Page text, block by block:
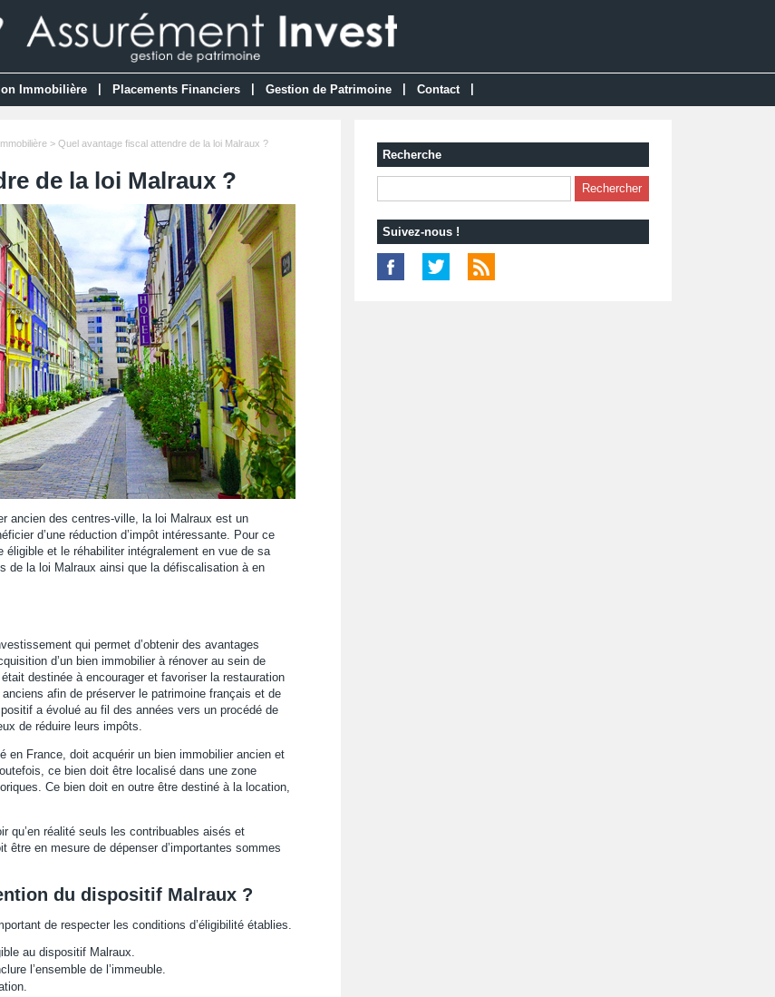
Immobilière Placements Financiers Gestion de Patrimoine Contact
> Quel avantage fiscal attendre de la loi Malraux ?
de la loi Malraux ?
ancien des centres-ville, la loi Malraux est un
d’une réduction d’impôt intéressante. Pour ce
et le réhabiliter intégralement en vue de sa
de la loi Malraux ainsi que la défiscalisation à en
qui permet d’obtenir des avantages
d’un bien immobilier à rénover au sein de
destinée à encourager et favoriser la restauration
afin de préserver le patrimoine français et de
a évolué au fil des années vers un procédé de
de réduire leurs impôts.
en France, doit acquérir un bien immobilier ancien et
ce bien doit être localisé dans une zone
Ce bien doit en outre être destiné à la location,
qu’en réalité seuls les contribuables aisés et
en mesure de dépenser d’importantes sommes
du dispositif Malraux ?
de respecter les conditions d’éligibilité établies.
au dispositif Malraux.
l’ensemble de l’immeuble.
Recherche
Suivez-nous !